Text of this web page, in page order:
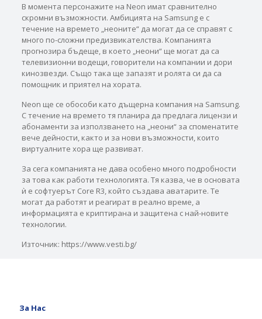
В момента персонажите на Neon имат сравнително
скромни възможности. Амбицията на Samsung е с
течение на времето „неоните“ да могат да се справят с
много по-сложни предизвикателства. Компанията
прогнозира бъдеще, в което „неони“ ще могат да са
телевизионни водещи, говорители на компании и дори
кинозвезди. Също така ще запазят и ролята си да са
помощник и приятел на хората.
Neon ще се обособи като дъщерна компания на Samsung.
С течение на времето тя планира да предлага лицензи и
абонаменти за използването на „неони“ за споменатите
вече дейности, както и за нови възможности, които
виртуалните хора ще развиват.
За сега компанията не дава особено много подробности
за това как работи технологията. Тя казва, че в основата
ѝ е софтуерът Core R3, който създава аватарите. Те
могат да работят и реагират в реално време, а
информацията е криптирана и защитена с най-новите
технологии.
Източник: https://www.vesti.bg/
За Нас